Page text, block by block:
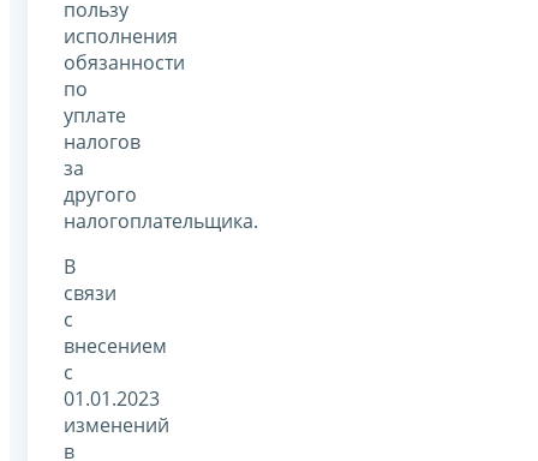
пользу
исполнения
обязанности
по
уплате
налогов
за
другого
налогоплательщика.
В
связи
с
внесением
с
01.01.2023
изменений
в